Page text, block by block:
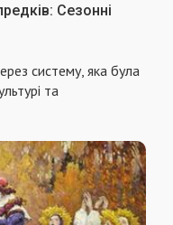
Сезонні
систему, яка була
та